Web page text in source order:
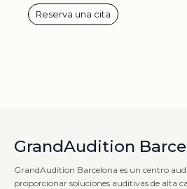
Reserva una cita
GrandAudition
GrandAudition Barcelona es un centro
proporcionar soluciones auditivas de alta